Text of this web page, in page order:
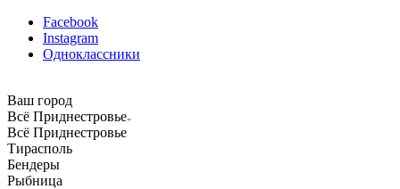
Facebook
Instagram
Одноклассники
Ваш город
Всё Приднестровье
Всё Приднестровье
Тирасполь
Бендеры
Рыбница